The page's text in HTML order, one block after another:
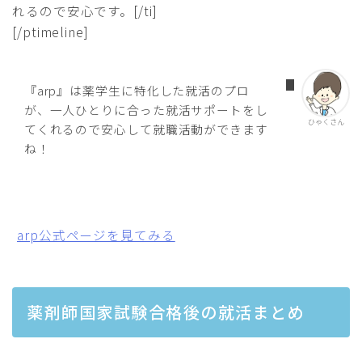
れるので安心です。[/ti]
[/ptimeline]
ひゃくさん
『arp』は薬学生に特化した就活のプロ
が、一人ひとりに合った就活サポートをし
てくれるので安心して就職活動ができます
ね！
arp公式ページを見てみる
薬剤師国家試験合格後の就活まとめ